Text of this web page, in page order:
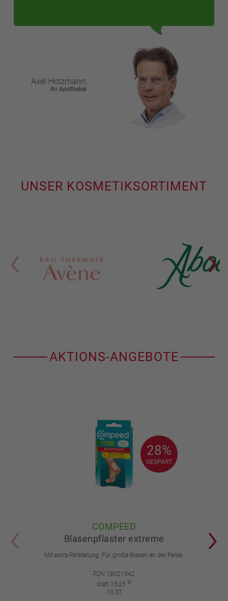
Axel Holzmann,
Ihr Apotheker
UNSER KOSMETIKSORTIMENT
AKTIONS-ANGEBOTE
28%
GESPART
28%
GESPART
COMPEED
Blasenpflaster extreme
Mit extra Polsterung. Für große Blasen an der Ferse.
PZN 18021942
statt 15,25 3)
10 ST